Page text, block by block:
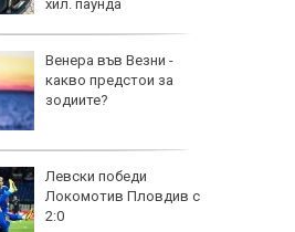
хил. паунда
Венера във Везни -
какво предстои за
зодиите?
Левски победи
Локомотив Пловдив с
2:0